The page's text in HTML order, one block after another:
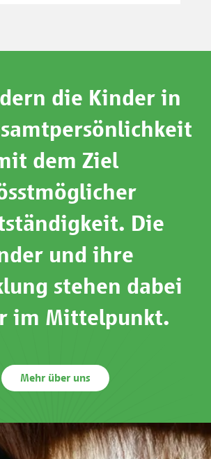
die Kinder in
dem Ziel
Die
und ihre
stehen dabei
im Mittelpunkt.
Mehr über uns